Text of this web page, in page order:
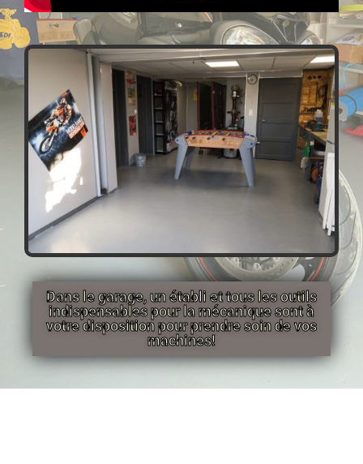
Dans le garage, un établi et tous les outils
indispensables pour la mécanique sont à
votre disposition pour prendre soin de vos
machines!